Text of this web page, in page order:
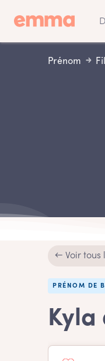
Prénom
← Voir tous
PRÉNOM DE
Kyla